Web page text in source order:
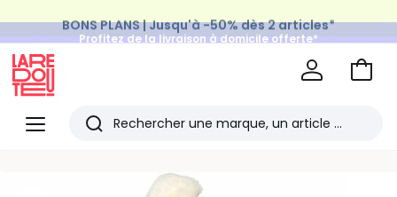
Profitez de la livraison à domicile offerte*
sur tous vos achats Mode & Maison
Menu
Redoute
Rechercher
Aller